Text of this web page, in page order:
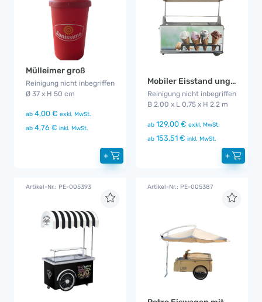
Mülleimer groß
Reinigung nicht inbegriffen
Ø 37 x H 50 cm
ab 4,00 € exkl. MwSt.
ab 4,76 € inkl. MwSt.
+
Mobiler Eisstand ungebrandet
Reinigung nicht inbegriffen
B 2,00 x L 0,75 x H 2,2 m
ab 129,00 € exkl. MwSt.
ab 153,51 € inkl. MwSt.
+
Artikel-Nr.: PE-005393 Artikel-Nr.: PE-005387